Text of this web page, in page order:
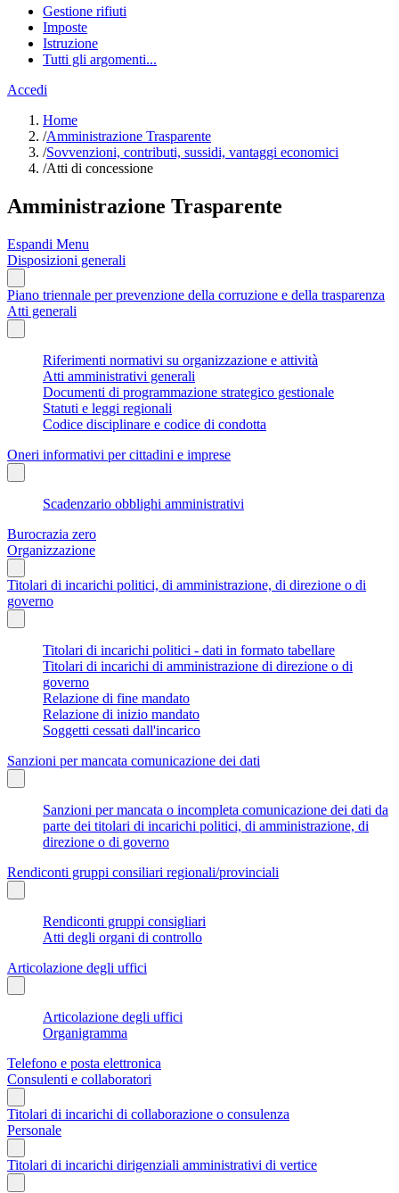
Gestione rifiuti
Imposte
Istruzione
Tutti gli argomenti...
Accedi
Home
/Amministrazione Trasparente
/Sovvenzioni, contributi, sussidi, vantaggi economici
/Atti di concessione
Amministrazione Trasparente
Espandi Menu
Disposizioni generali
Piano triennale per prevenzione della corruzione e della trasparenza
Atti generali
Riferimenti normativi su organizzazione e attività
Atti amministrativi generali
Documenti di programmazione strategico gestionale
Statuti e leggi regionali
Codice disciplinare e codice di condotta
Oneri informativi per cittadini e imprese
Scadenzario obblighi amministrativi
Burocrazia zero
Organizzazione
Titolari di incarichi politici, di amministrazione, di direzione o di
governo
Titolari di incarichi politici - dati in formato tabellare
Titolari di incarichi di amministrazione di direzione o di
governo
Relazione di fine mandato
Relazione di inizio mandato
Soggetti cessati dall'incarico
Sanzioni per mancata comunicazione dei dati
Sanzioni per mancata o incompleta comunicazione dei dati da
parte dei titolari di incarichi politici, di amministrazione, di
direzione o di governo
Rendiconti gruppi consiliari regionali/provinciali
Rendiconti gruppi consigliari
Atti degli organi di controllo
Articolazione degli uffici
Articolazione degli uffici
Organigramma
Telefono e posta elettronica
Consulenti e collaboratori
Titolari di incarichi di collaborazione o consulenza
Personale
Titolari di incarichi dirigenziali amministrativi di vertice